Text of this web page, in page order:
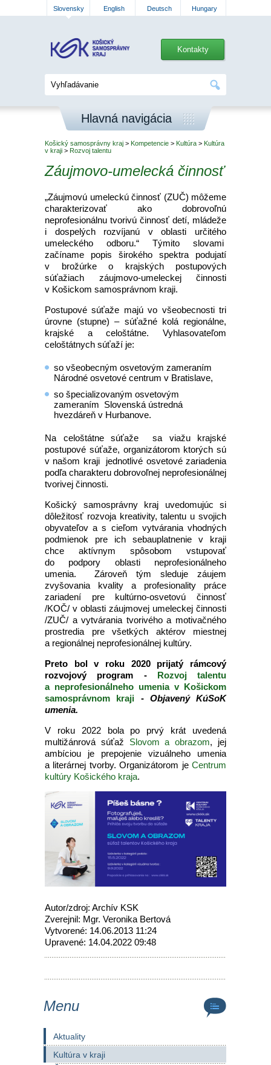
Slovensky English Deutsch Hungary
Kontakty
Hlavná navigácia
Košický samosprávny kraj > Kompetencie > Kultúra > Kultúra
v kraji > Rozvoj talentu
Záujmovo-umelecká činnosť
„Záujmovú umeleckú činnosť (ZUČ) môžeme
charakterizovať ako dobrovoľnú
neprofesionálnu tvorivú činnosť detí, mládeže
i dospelých rozvíjanú v oblasti určitého
umeleckého odboru.“ Týmito slovami
začíname popis širokého spektra podujatí
v brožúrke o krajských postupových
súťažiach záujmovo-umeleckej činnosti
v Košickom samosprávnom kraji.
Postupové súťaže majú vo všeobecnosti tri
úrovne (stupne) – súťažné kolá regionálne,
krajské a celoštátne. Vyhlasovateľom
celoštátnych súťaží je:
so všeobecným osvetovým zameraním
Národné osvetové centrum v Bratislave,
so špecializovaným osvetovým
zameraním Slovenská ústredná
hvezdáreň v Hurbanove.
Na celoštátne súťaže sa viažu krajské
postupové súťaže, organizátorom ktorých sú
v našom kraji jednotlivé osvetové zariadenia
podľa charakteru dobrovoľnej neprofesionálnej
tvorivej činnosti.
Košický samosprávny kraj uvedomujúc si
dôležitosť rozvoja kreativity, talentu u svojich
obyvateľov a s cieľom vytvárania vhodných
podmienok pre ich sebauplatnenie v kraji
chce aktívnym spôsobom vstupovať
do podpory oblasti neprofesionálneho
umenia. Zároveň tým sleduje záujem
zvyšovania kvality a profesionality práce
zariadení pre kultúrno-osvetovú činnosť
/KOČ/ v oblasti záujmovej umeleckej činnosti
/ZUČ/ a vytvárania tvorivého a motivačného
prostredia pre všetkých aktérov miestnej
a regionálnej neprofesionálnej kultúry.
Preto bol v roku 2020 prijatý rámcový
rozvojový program -
Rozvoj talentu
a neprofesionálneho umenia v Košickom
samosprávnom kraji
- Objavený KúSoK
umenia.
V roku 2022 bola po prvý krát uvedená
multižánrová súťaž Slovom a obrazom, jej
ambíciou je prepojenie vizuálneho umenia
a literárnej tvorby. Organizátorom je Centrum
kultúry Košického kraja.
Autor/zdroj: Archív KSK
Zverejnil: Mgr. Veronika Bertová
Vytvorené: 14.06.2013 11:24
Upravené: 14.04.2022 09:48
Menu
Aktuality
Kultúra v kraji